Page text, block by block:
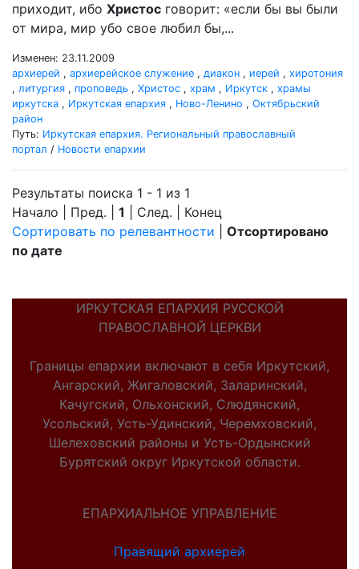
приходит, ибо Христос говорит: «если бы вы были
от мира, мир убо свое любил бы,...
Изменен: 23.11.2009
архиерей , архиерейское служение , диакон , иерей , хиротония
, литургия , проповедь , Христос , храм , Иркутск , храмы
иркутска , Иркутская епархия , Ново-Ленино , Октябрьский
район
Путь: Иркутская епархия. Региональный православный
портал / Новости епархии
Результаты поиска 1 - 1 из 1
Начало | Пред. | 1 | След. | Конец
Сортировать по релевантности
Отсортировано
по дате
ИРКУТСКАЯ ЕПАРХИЯ РУССКОЙ
ПРАВОСЛАВНОЙ ЦЕРКВИ
Границы епархии включают в себя Иркутский,
Ангарский, Жигаловский, Заларинский,
Качугский, Ольхонский, Слюдянский,
Усольский, Усть-Удинский, Черемховский,
Шелеховский районы и Усть-Ордынский
Бурятский округ Иркутской области.
ЕПАРХИАЛЬНОЕ УПРАВЛЕНИЕ
Правящий архиерей